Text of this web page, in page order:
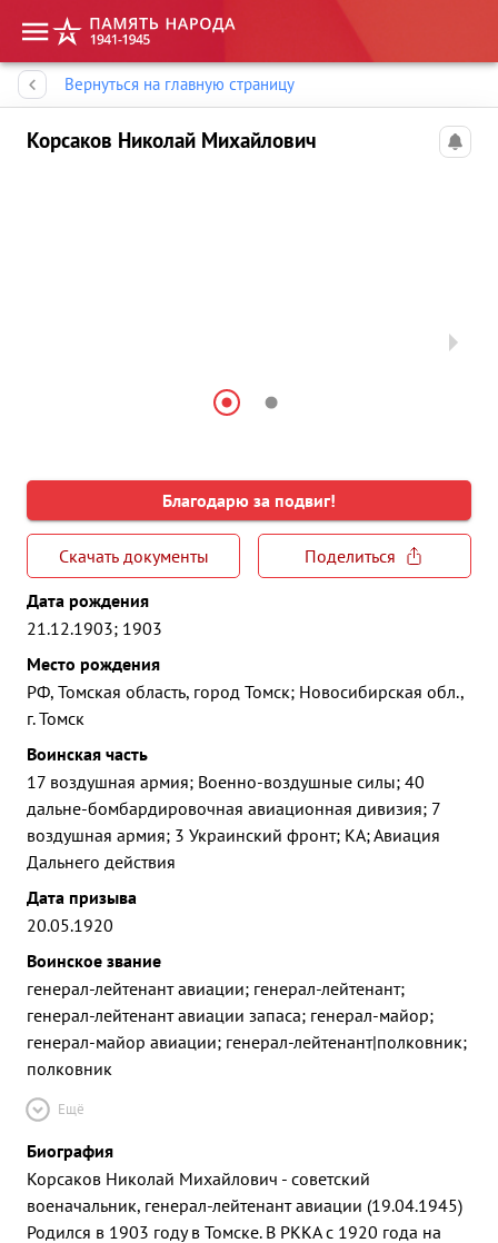
Вернуться на главную страницу
Корсаков Николай Михайлович
Благодарю за подвиг!
Скачать документы
Поделиться
Дата рождения
21.12.1903; 1903
Место рождения
РФ, Томская область, город Томск; Новосибирская обл.,
г. Томск
Воинская часть
17 воздушная армия; Военно-воздушные силы; 40
дальне-бомбардировочная авиационная дивизия; 7
воздушная армия; 3 Украинский фронт; КА; Авиация
Дальнего действия
Дата призыва
20.05.1920
Воинское звание
генерал-лейтенант авиации; генерал-лейтенант;
генерал-лейтенант авиации запаса; генерал-майор;
генерал-майор авиации; генерал-лейтенант|полковник;
полковник
Ещё
Биография
Корсаков Николай Михайлович - советский
военачальник, генерал-лейтенант авиации (19.04.1945)
Родился в 1903 году в Томске. В РККА с 1920 года на
Память народа